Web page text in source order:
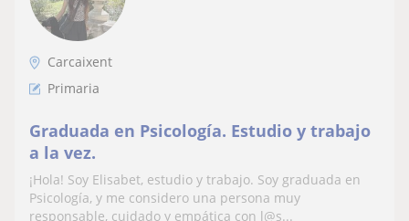
Carcaixent
Primaria
Graduada en Psicología. Estudio y trabajo
a la vez.
¡Hola! Soy Elisabet, estudio y trabajo. Soy graduada en
Psicología, y me considero una persona muy
responsable, cuidado y empática con l@s...